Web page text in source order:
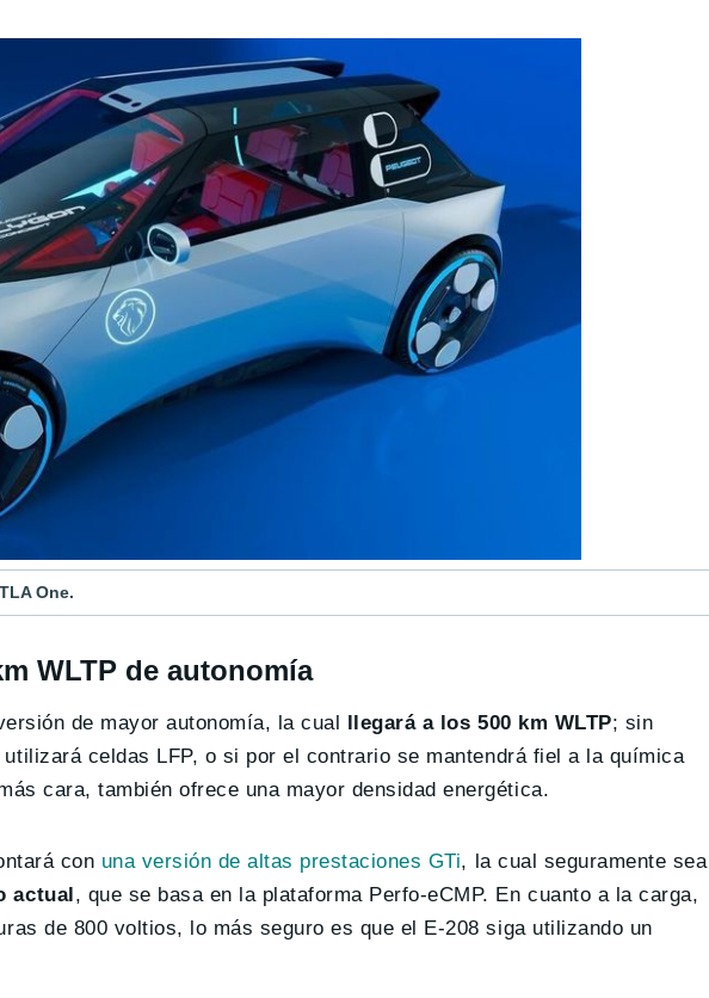
One.
WLTP de autonomía
de mayor autonomía , la cual llegará a los 500 km WLTP; sin
celdas LFP, o si por el contrario se mantendrá fiel a la química
cara, también ofrece una mayor densidad energética.
con una versión de altas prestaciones GTi, la cual seguramente sea
actual, que se basa en la plataforma Perfo-eCMP. En cuanto a la carga,
de 800 voltios, lo más seguro es que el E-208 siga utilizando un